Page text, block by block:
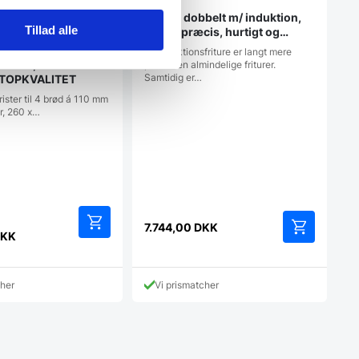
Tillad alle
til 4 brød á 110 mm
260 x…
DKK.
Friture dobbelt m/ induktion,
Meget præcis, hurtigt og
energivenlig fra Hendi
En induktionsfriture er langt mere
præcis en almindelige friturer.
Samtidig er…
7.744,00 DKK
Vi prismatcher